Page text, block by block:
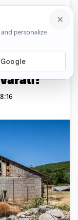
Komentari